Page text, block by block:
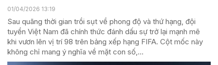
01/04/2026 13:19
Sau quãng thời gian trồi sụt về phong độ và thứ hạng, đội
tuyển Việt Nam đã chính thức đánh dấu sự trở lại mạnh mẽ
khi vươn lên vị trí 98 trên bảng xếp hạng FIFA. Cột mốc này
không chỉ mang ý nghĩa về mặt con số,...